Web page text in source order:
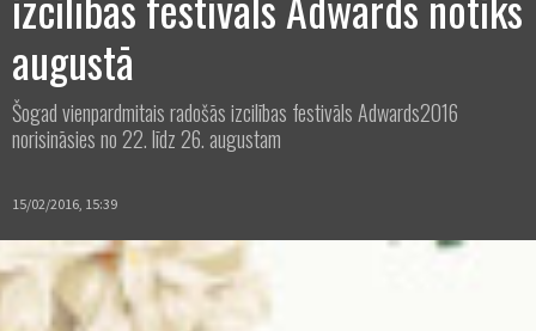
augustā
Šogad vienpardmitais radošās izcilības festivāls Adwards2016
norisināsies no 22. līdz 26. augustam
15/02/2016, 15:39